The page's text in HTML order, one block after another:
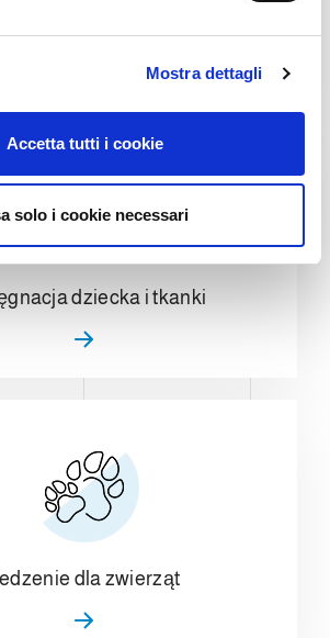
Mostra dettagli
Accetta tutti i cookie
solo i cookie necessari
dziecka i tkanki
dla zwierząt